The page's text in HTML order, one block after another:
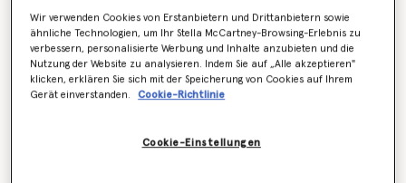
€1,395.00
Farbe Metallic
Wir verwenden Cookies von Erstanbietern und Drittanbietern sowie
ähnliche Technologien, um Ihr Stella McCartney-Browsing-Erlebnis zu
verbessern, personalisierte Werbung und Inhalte anzubieten und die
Nutzung der Website zu analysieren. Indem Sie auf „Alle akzeptieren"
klicken, erklären Sie sich mit der Speicherung von Cookies auf Ihrem
Gerät einverstanden.
Cookie-Richtlinie
Cookie-Einstellungen